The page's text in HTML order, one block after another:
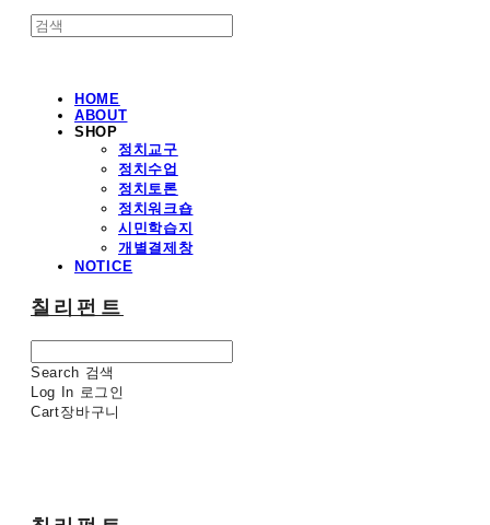
HOME
ABOUT
SHOP
정치교구
정치수업
정치토론
정치워크숍
시민학습지
개별결제창
NOTICE
칠리펀트
Search 검색
Log In 로그인
Cart장바구니